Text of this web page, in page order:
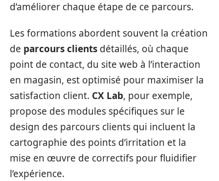
d’améliorer chaque étape de ce parcours.
Les formations abordent souvent la création
de parcours clients détaillés, où chaque
point de contact, du site web à l’interaction
en magasin, est optimisé pour maximiser la
satisfaction client. CX Lab, pour exemple,
propose des modules spécifiques sur le
design des parcours clients qui incluent la
cartographie des points d’irritation et la
mise en œuvre de correctifs pour fluidifier
l’expérience.